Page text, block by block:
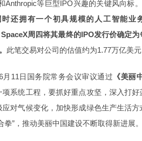
Anthropic等巨型IPO兴趣的关键风向标。
还拥有一个初具规模的人工智能业
周四将其最终的IPO发行价确定
此笔交易对公司的估值约为1.77万亿美
月11日国务院常务会议审议通过 《美丽
系统工程，要抓好重点攻坚，深入打
对气候变化，加快形成绿色生产生活
拳”，推动美丽中国建设不断取得新进展